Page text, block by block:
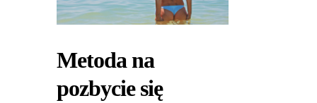
Metoda na
pozbycie się